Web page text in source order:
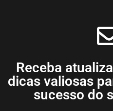
Receba
dicas valiosas
sucesso do